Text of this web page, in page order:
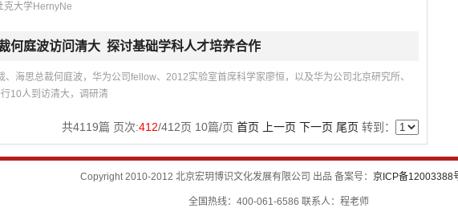
克大学HernyNe
何庭波访问清大 探讨基础学科人才培养合作
海思总裁何庭波，华为公司fellow、2012实验室首席科学家廖恒，以及华为公司北京研究所、
10人到访清大，调研清
共4119篇 页次:412/412页 10篇/页 首页 上一页 下一页 尾页 转到：
Copyright 2010-2012 北京宏玥博识文化发展有限公司 出品 备案号： 京ICP备12003388
全国热线：400-061-6586 联系人：程老师